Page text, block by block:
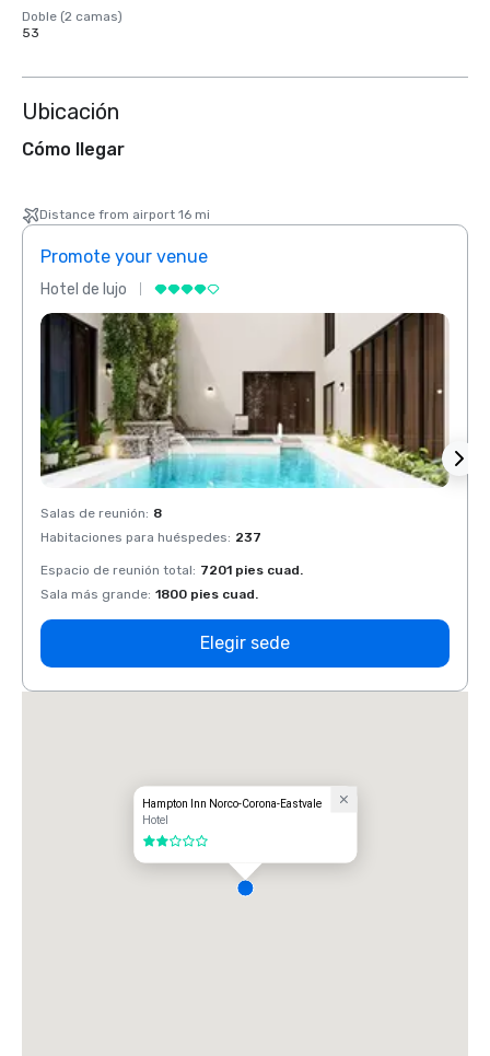
Doble (2 camas)
53
Ubicación
Cómo llegar
Distance from airport 16 mi
Promote your venue
Hotel de lujo
Salas de reunión: 8
Habitaciones para huéspedes: 237
Espacio de reunión total: 7201 pies cuad.
Sala más grande: 1800 pies cuad.
Elegir sede
Hampton Inn Norco-Corona-Eastvale
Hotel
2 de 5